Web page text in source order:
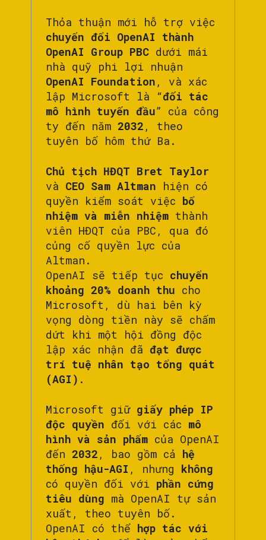
Thỏa thuận mới hỗ trợ việc
chuyển đổi OpenAI thành
OpenAI Group PBC dưới mái
nhà quỹ phi lợi nhuận
OpenAI Foundation , và xác
lập Microsoft là “đối tác
mô hình tuyến đầu” của công
ty đến năm 2032 , theo
tuyên bố hôm thứ Ba.
Chủ tịch HĐQT Bret Taylor
và CEO Sam Altman hiện có
quyền kiểm soát việc bổ
nhiệm và miễn nhiệm thành
viên HĐQT của PBC, qua đó
củng cố quyền lực của
Altman.
OpenAI sẽ tiếp tục chuyển
khoảng 20% doanh thu cho
Microsoft, dù hai bên kỳ
vọng dòng tiền này sẽ chấm
dứt khi một hội đồng độc
lập xác nhận đã đạt được
trí tuệ nhân tạo tổng quát
(AGI) .
Microsoft giữ giấy phép IP
độc quyền đối với các mô
hình và sản phẩm của OpenAI
đến 2032 , bao gồm cả hệ
thống hậu-AGI , nhưng không
có quyền đối với phần cứng
tiêu dùng mà OpenAI tự sản
xuất, theo tuyên bố.
OpenAI có thể hợp tác với